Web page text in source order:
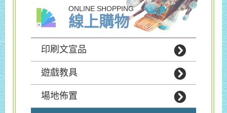
ONLINE SHOPPING
線上購物
印刷文宣品
遊戲教具
場地佈置